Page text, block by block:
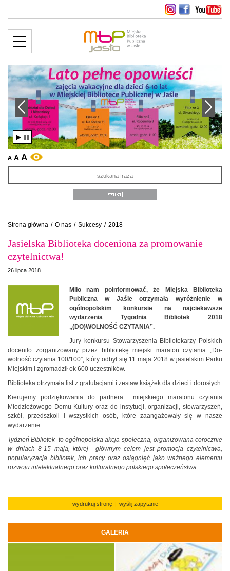
MENU
slajd Następny slajd
A A A WERSJA KONTRASTOWA
Strona główna / O nas / Sukcesy / 2018
Jasielska Biblioteka doceniona za promowanie
czytelnictwa!
26 lipca 2018
Miło nam poinformować, że Miejska Biblioteka
Publiczna w Jaśle otrzymała wyróżnienie w
ogólnopolskim konkursie na najciekawsze
wydarzenia Tygodnia Bibliotek 2018
„(DO)WOLNOŚĆ CZYTANIA”.
Jury konkursu Stowarzyszenia Bibliotekarzy Polskich
doceniło zorganizowany przez bibliotekę miejski maraton czytania „Do-
wolność czytania 100/100”, który odbył się 11 maja 2018 w jasielskim Parku
Miejskim i zgromadził ok 600 uczestników.
Biblioteka otrzymała list z gratulacjami i zestaw książek dla dzieci i dorosłych.
Kierujemy podziękowania do partnera miejskiego maratonu czytania
Młodzieżowego Domu Kultury oraz do instytucji, organizacji, stowarzyszeń,
szkół, przedszkoli i wszystkich osób, które zaangażowały się w nasze
wydarzenie.
Tydzień Bibliotek to ogólnopolska akcja społeczna, organizowana corocznie
w dniach 8-15 maja, której głównym celem jest promocja czytelnictwa,
popularyzacja bibliotek, ich pracy oraz osiągnięć jako ważnego elementu
rozwoju intelektualnego oraz kulturalnego polskiego społeczeństwa.
wydrukuj stronę | wyślij zapytanie
GALERIA